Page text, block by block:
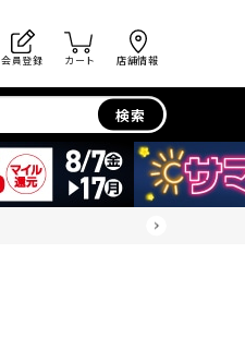
会員登録 カート 店舗情報
検索